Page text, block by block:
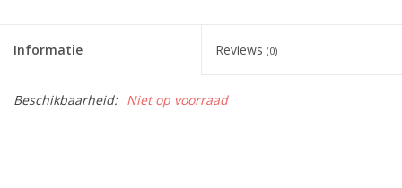
Informatie Reviews (0)
Beschikbaarheid: Niet op voorraad